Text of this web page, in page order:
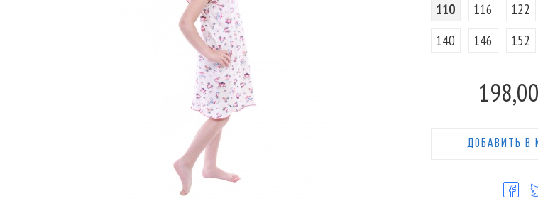
110 116 122
140
146 152
198,00
ДОБАВИТЬ В